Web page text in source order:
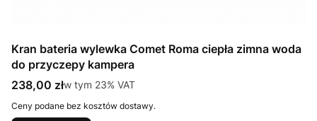
Kran bateria wylewka Comet Roma ciepła zimna woda
do przyczepy kampera
Cena brutto
238,00 złw tym %s VAT
w tym 23% VAT
Ceny podane bez kosztów dostawy.